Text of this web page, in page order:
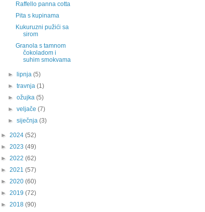
Raffello panna cotta
Pita s kupinama
Kukuruzni pužići sa
sirom
Granola s tamnom
čokoladom i
suhim smokvama
► lipnja(5)
►travnja(1)
►ožujka(5)
►veljače(7)
►siječnja(3)
► 2024 (52)
► 2023 (49)
► 2022 (62)
► 2021 (57)
► 2020 (60)
► 2019 (72)
► 2018 (90)